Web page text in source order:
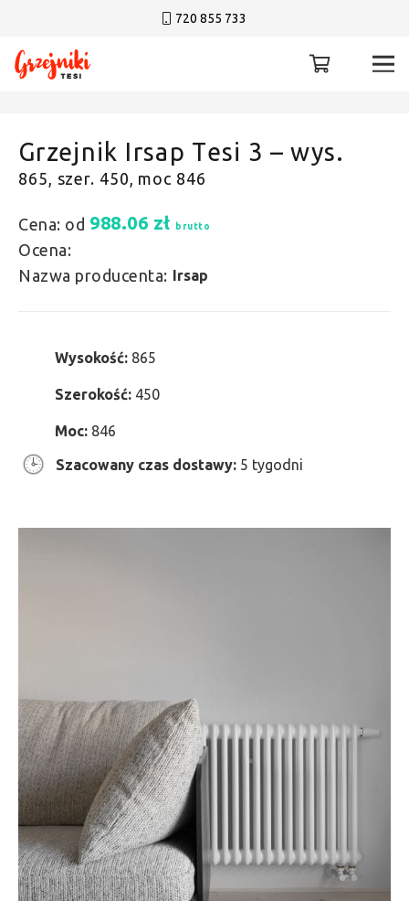
720 855 733
Grzejnik Irsap Tesi 3 – wys.
865, szer. 450, moc 846
Cena: od 988.06 zł brutto
Ocena:
Nazwa producenta: Irsap
Wysokość: 865
Szerokość: 450
Moc: 846
Szacowany czas dostawy: 5 tygodni